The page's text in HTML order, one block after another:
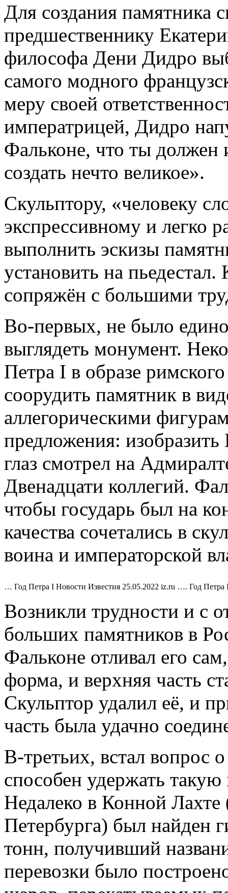
Для создания памятника
предшественнику
философа Дени Дидро
самого модного
меру своей
императрицей, Дидро
Фальконе, что ты должен
создать нечто великое».
Скульптору, «человеку
экспрессивному и легко
выполнить эскизы
установить на
сопряжён с большими
Во-первых, не было
выглядеть монумент.
Петра I в образе
соорудить памятник в
аллегорическими
предложения:
глаз смотрел на
Двенадцати коллегий.
чтобы государь был на
качества сочетались в
воина и императорской
… Год Петра I Новости Известия 25.05.2022 iz.ru …. Год Петра
Возникли трудности и с
больших памятников в
Фальконе отливал его
форма, и верхняя часть
Скульптор удалил её, и
часть была удачно
В-третьих, встал вопрос
способен удержать
Недалеко в Конной Лахте
Петербурга) был найден
тонн, получивший
перевозки было